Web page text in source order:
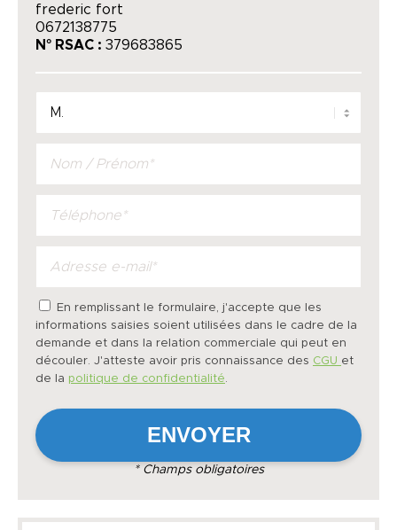
frederic fort
0672138775
N° RSAC : 379683865
En remplissant le formulaire, j'accepte que les
informations saisies soient utilisées dans le cadre de la
demande et dans la relation commerciale qui peut en
découler. J'atteste avoir pris connaissance des CGU et
de la politique de confidentialité.
* Champs obligatoires